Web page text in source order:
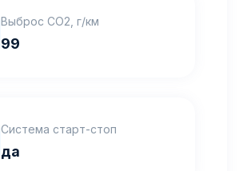
Выброс CO2, г/км
99
Система старт-стоп
да